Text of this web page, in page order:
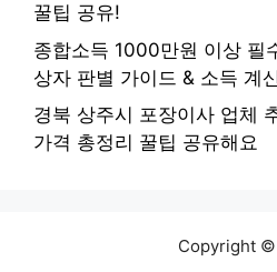
꿀팁 공유!
종합소득 1000만원 이상 필
상자 판별 가이드 & 소득 계
경북 상주시 포장이사 업체
가격 총정리 꿀팁 공유해요
Copyright